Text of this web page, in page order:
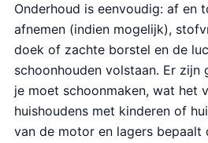
Onderhoud is eenvoudig: af en
afnemen (indien mogelijk),
doek of zachte borstel en de
schoonhouden volstaan. Er zijn
je moet schoonmaken, wat het
huishoudens met kinderen of
van de motor en lagers bepaalt